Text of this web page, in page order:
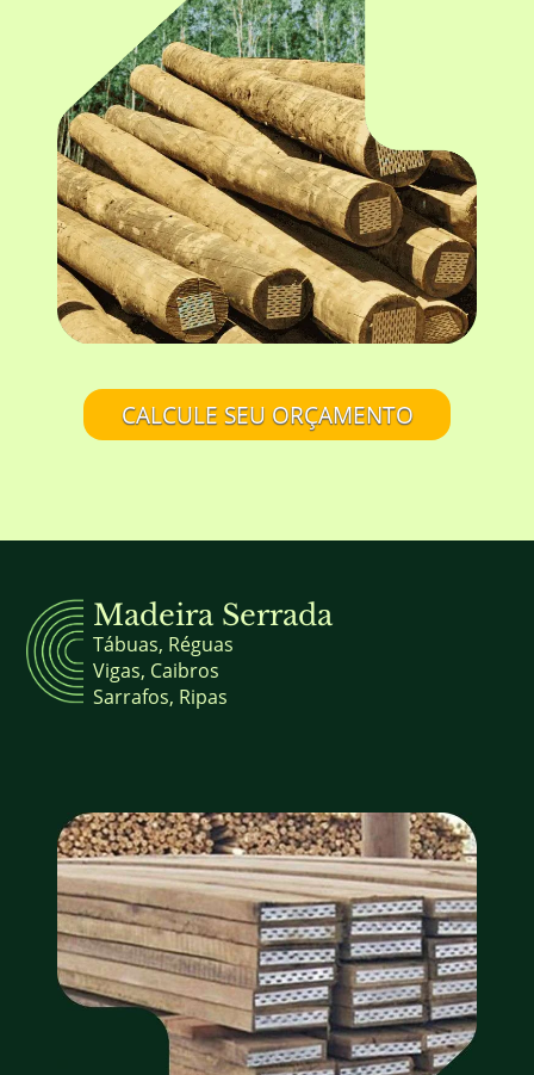
CALCULE SEU ORÇAMENTO
Madeira Serrada
Tábuas, Réguas
Vigas, Caibros
Sarrafos, Ripas